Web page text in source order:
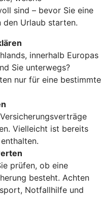
sind – bevor Sie eine
den Urlaub starten.
innerhalb Europas
Sie unterwegs?
nur für eine bestimmte
Vielleicht ist bereits
prüfen, ob eine
besteht. Achten
Notfallhilfe und